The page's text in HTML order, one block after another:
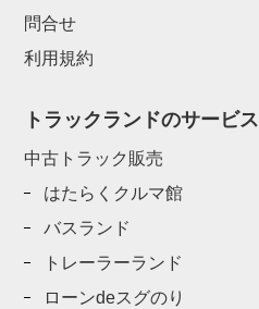
問合せ
利用規約
トラックランドのサービス
中古トラック販売
はたらくクルマ館
バスランド
トレーラーランド
ローンdeスグのり